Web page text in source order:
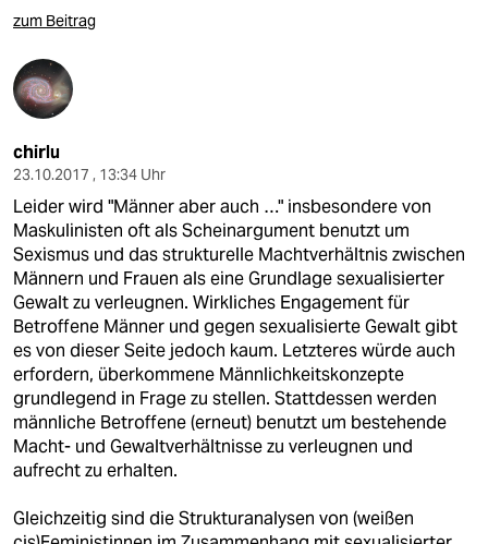
zum Beitrag
chirlu
23.10.2017 , 13:34 Uhr
Leider wird "Männer aber auch …" insbesondere von
Maskulinisten oft als Scheinargument benutzt um
Sexismus und das strukturelle Machtverhältnis zwischen
Männern und Frauen als eine Grundlage sexualisierter
Gewalt zu verleugnen. Wirkliches Engagement für
Betroffene Männer und gegen sexualisierte Gewalt gibt
es von dieser Seite jedoch kaum. Letzteres würde auch
erfordern, überkommene Männlichkeitskonzepte
grundlegend in Frage zu stellen. Stattdessen werden
männliche Betroffene (erneut) benutzt um bestehende
Macht- und Gewaltverhältnisse zu verleugnen und
aufrecht zu erhalten.
Gleichzeitig sind die Strukturanalysen von (weißen